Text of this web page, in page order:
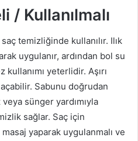
/ Kullanılmalı
temizliğinde kullanılır. Ilık
uygulanır, ardından bol su
yeterlidir. Aşırı
Sabunu doğrudan
sünger yardımıyla
sağlar. Saç için
yaparak uygulanmalı ve